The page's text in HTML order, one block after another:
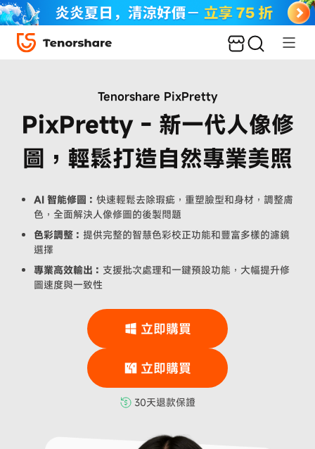
Tenorshare PixPretty
PixPretty - 新一代人像修
圖，輕鬆打造自然專業美照
AI 智能修圖： 快速輕鬆去除瑕疵，重塑臉型和身材，調整膚
色，全面解決人像修圖的後製問題
色彩調整： 提供完整的智慧色彩校正功能和豐富多樣的濾鏡
選擇
專業高效輸出： 支援批次處理和一鍵預設功能，大幅提升修
圖速度與一致性
立即購買
立即購買
30天退款保證